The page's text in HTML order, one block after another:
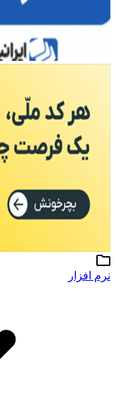
نرم افزار